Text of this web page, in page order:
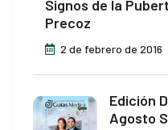
Signos de la
Precoz
2 de febrero de 2016
Edición
Agosto